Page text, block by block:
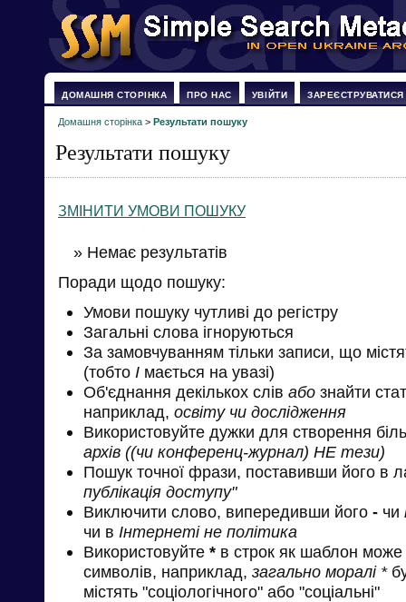
ДОМАШНЯ СТОРІНКА ПРО НАС УВІЙТИ ЗАРЕЄСТРУВАТИСЯ
Домашня сторінка > Результати пошуку
Результати пошуку
ЗМІНИТИ УМОВИ ПОШУКУ
» Немає результатів
Поради щодо пошуку:
Умови пошуку чутливі до регістру
Загальні слова ігноруються
За замовчуванням тільки записи, що
(тобто І мається на увазі)
Об'єднання декількох слів або знайти
наприклад, освіту чи дослідження
Використовуйте дужки для створення
архів ((чи конференц-журнал) НЕ тези)
Пошук точної фрази, поставивши його в
публікація доступу"
Виключити слово, випередивши його - чи
чи в Інтернеті не політика
Використовуйте * в строк як шаблон може
символів, наприклад, загально моралі *
містять "соціологічного" або "соціальні"